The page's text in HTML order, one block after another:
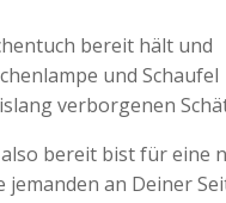
bereit hält und
und Schaufel
verborgenen
bereit bist für eine
jemanden an Deiner